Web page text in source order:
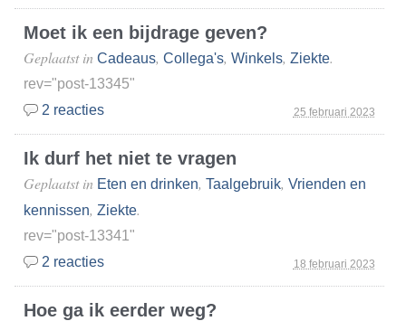
Moet ik een bijdrage geven?
25 februari 2023
Geplaatst in Cadeaus, Collega's, Winkels, Ziekte.
rev="post-13345"
2 reacties
Ik durf het niet te vragen
18 februari 2023
Geplaatst in Eten en drinken, Taalgebruik, Vrienden en
kennissen, Ziekte.
rev="post-13341"
2 reacties
Hoe ga ik eerder weg?